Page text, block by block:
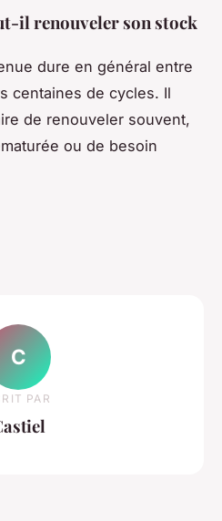
il renouveler son stock
dure en général entre
centaines de cycles. Il
de renouveler souvent,
ou de besoin
C
PAR